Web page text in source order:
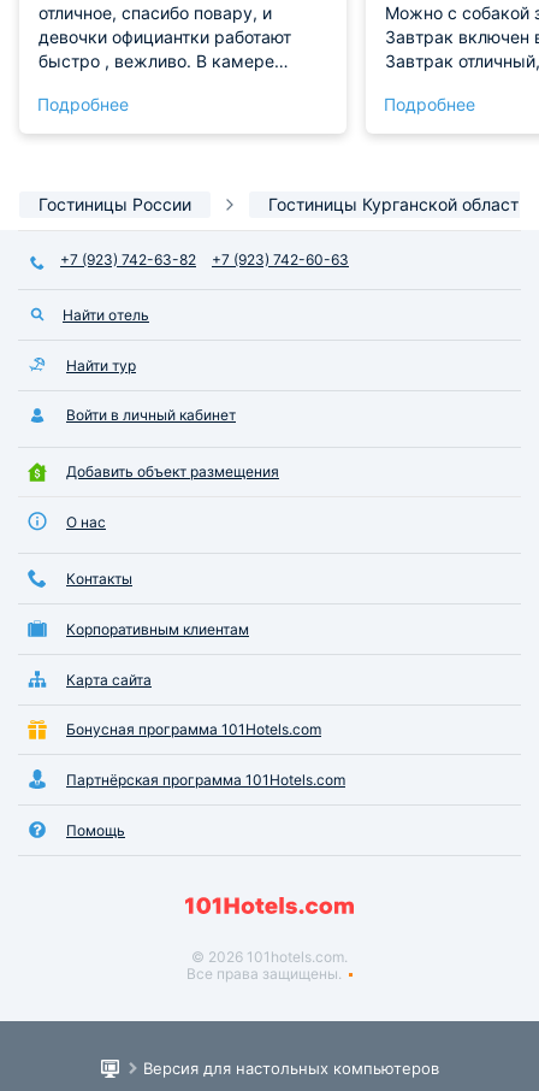
отличное, спасибо повару, и
девочки официантки работают
быстро , вежливо. В камере
белье. Девочки на рецепшн
дружелюбные, ,всегда помогут
Подробнее
Можно с собакой
Завтрак включен
Завтрак
но и так хорошо.
и очень вкусное,
ограничения! В
постельное,
Подробнее
Гостиницы России Гостиницы Курганской области
+7 (923) 742-63-82 +7 (923) 742-60-63
Найти отель
Найти тур
Войти в личный кабинет
Добавить объект размещения
О нас
Контакты
Корпоративным клиентам
Карта сайта
Бонусная программа 101Hotels.com
Партнёрская программа 101Hotels.com
Помощь
© 2026 101hotels.com.
Все права защищены.
Версия для настольных компьютеров